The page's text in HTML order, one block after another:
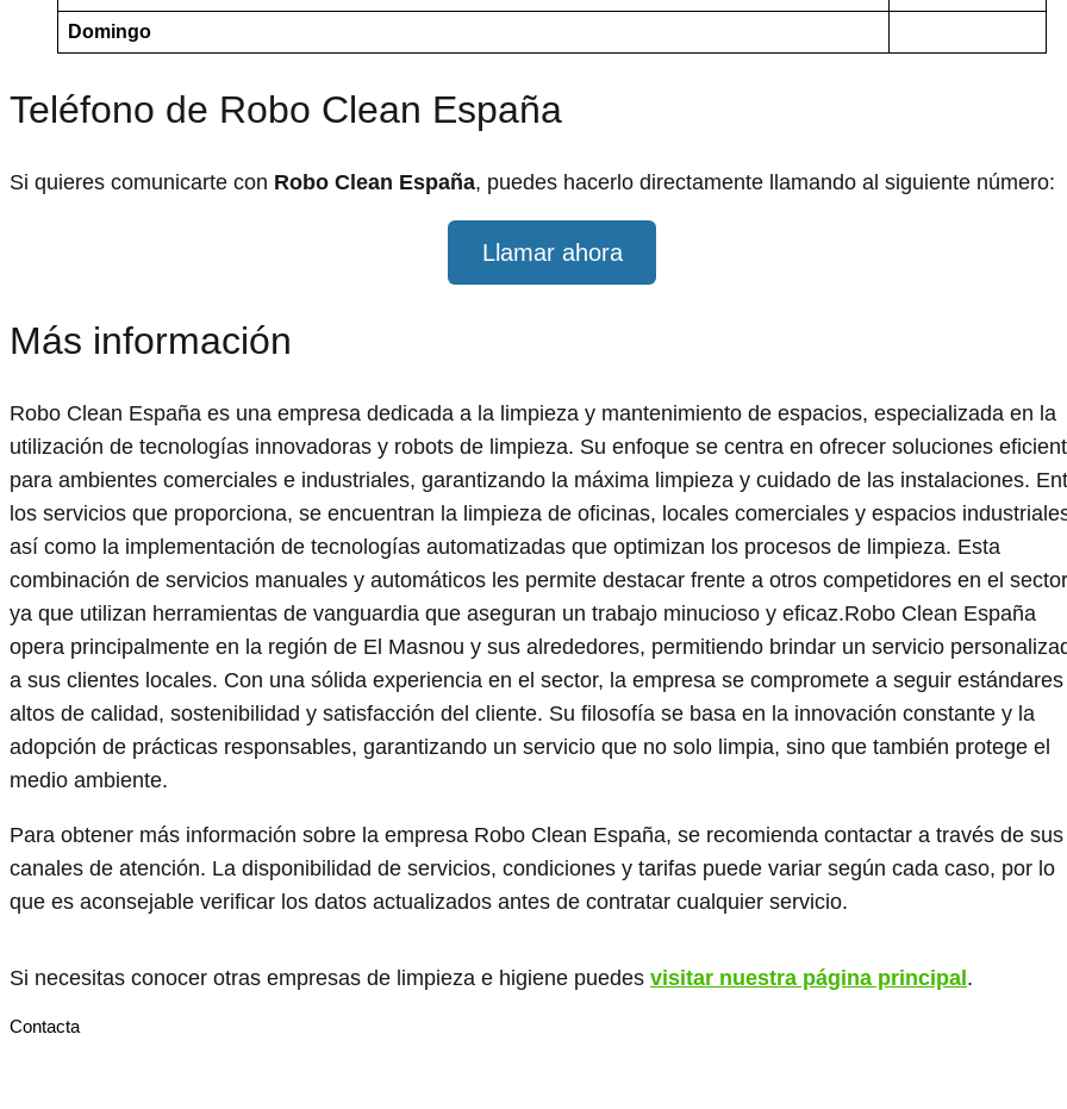
Domingo
Teléfono de Robo Clean España
Si quieres comunicarte con Robo Clean España, puedes hacerlo directamente llamando al siguiente número:
Llamar ahora
Más información
Robo Clean España es una empresa dedicada a la limpieza y mantenimiento de espacios, especializada en la
utilización de tecnologías innovadoras y robots de limpieza. Su enfoque se centra en ofrecer soluciones
para ambientes comerciales e industriales, garantizando la máxima limpieza y cuidado de las instalaciones.
los servicios que proporciona, se encuentran la limpieza de oficinas, locales comerciales y espacios
así como la implementación de tecnologías automatizadas que optimizan los procesos de limpieza. Esta
combinación de servicios manuales y automáticos les permite destacar frente a otros competidores en el
ya que utilizan herramientas de vanguardia que aseguran un trabajo minucioso y eficaz.Robo Clean España
opera principalmente en la región de El Masnou y sus alrededores, permitiendo brindar un servicio
a sus clientes locales. Con una sólida experiencia en el sector, la empresa se compromete a seguir estándares
altos de calidad, sostenibilidad y satisfacción del cliente. Su filosofía se basa en la innovación constante y la
adopción de prácticas responsables, garantizando un servicio que no solo limpia, sino que también protege el
medio ambiente.
Para obtener más información sobre la empresa Robo Clean España, se recomienda contactar a través de sus
canales de atención. La disponibilidad de servicios, condiciones y tarifas puede variar según cada caso, por lo
que es aconsejable verificar los datos actualizados antes de contratar cualquier servicio.
Si necesitas conocer otras empresas de limpieza e higiene puedes visitar nuestra página principal .
Contacta